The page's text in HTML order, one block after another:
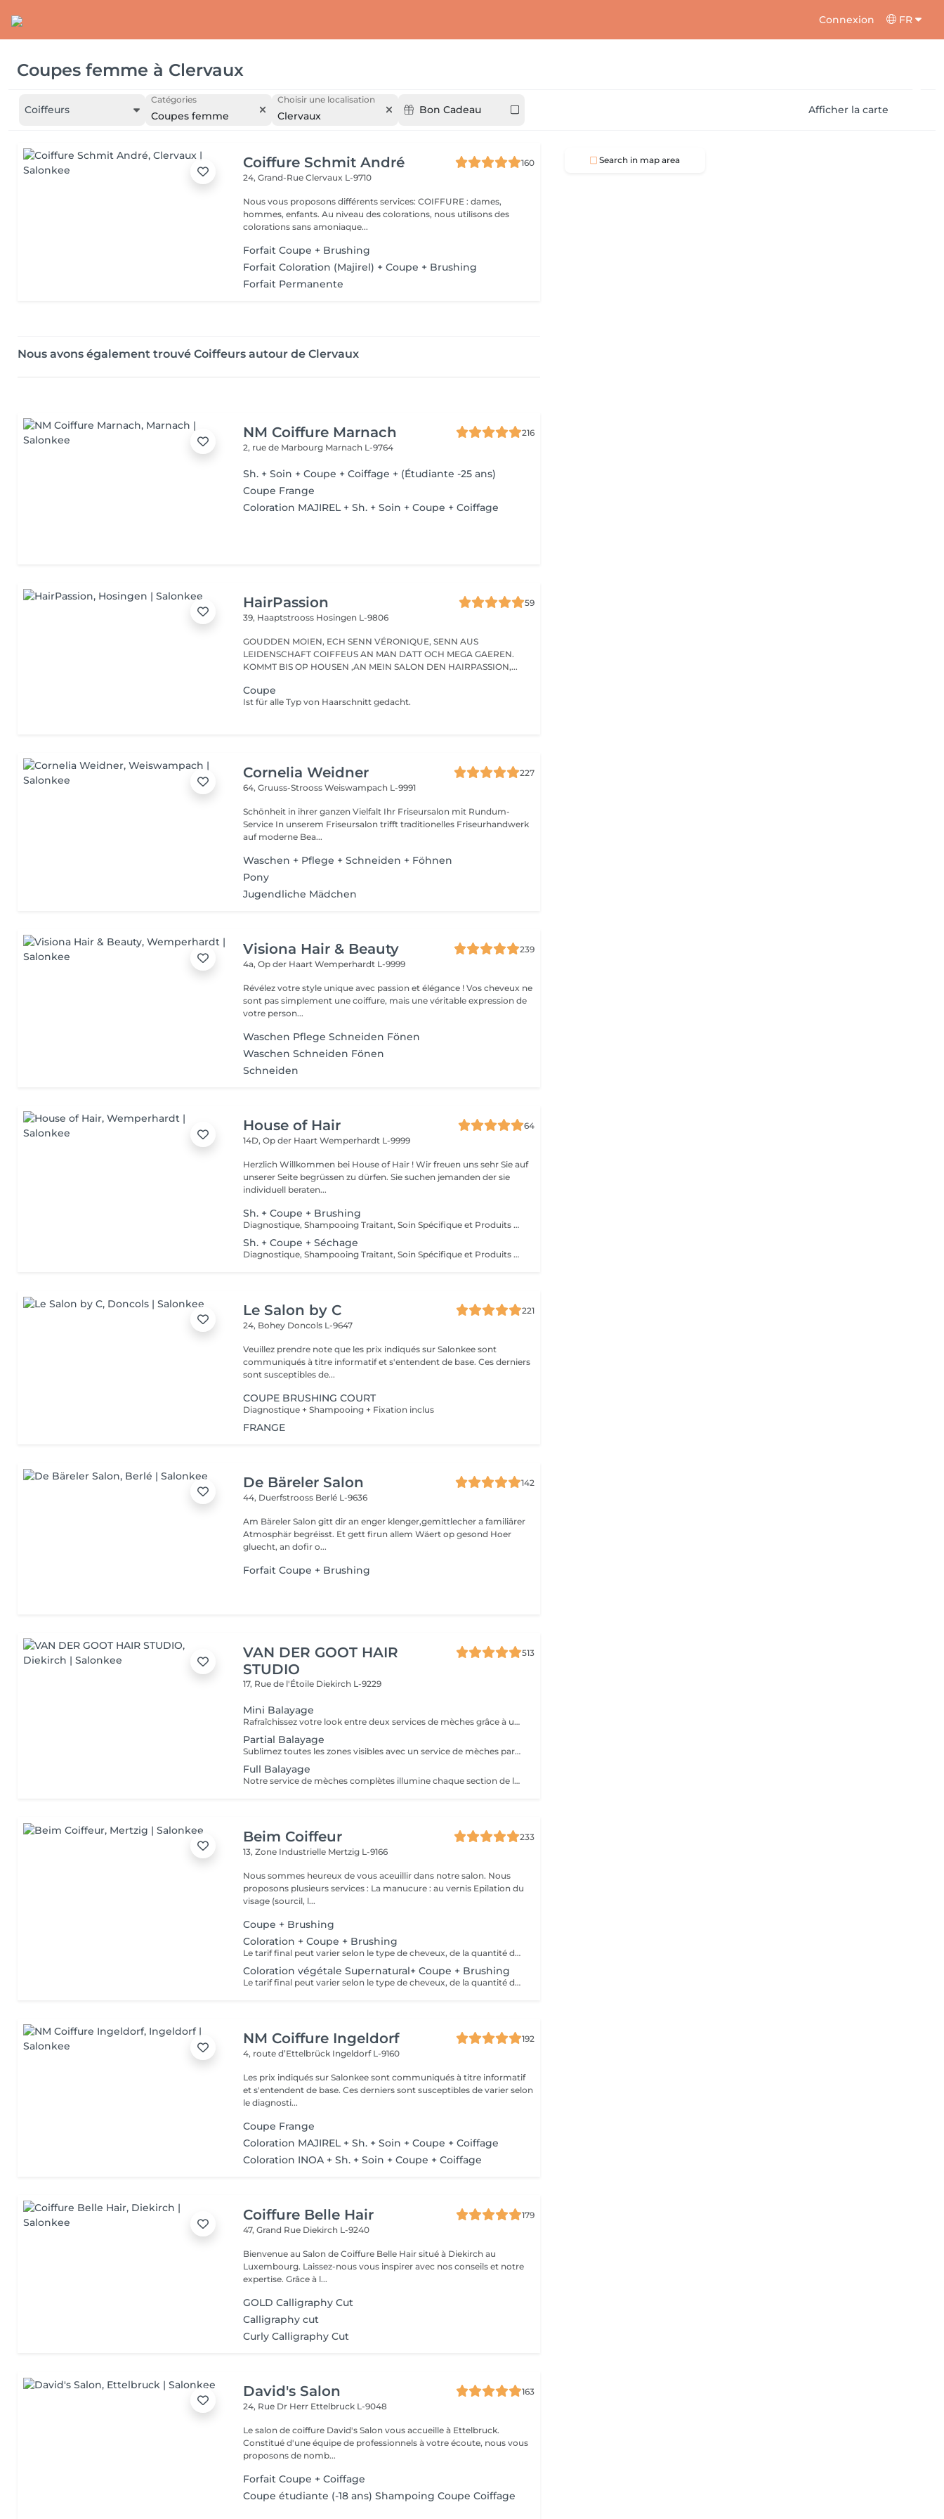
Connexion FR
Coupes femme à Clervaux
Coiffeurs
Catégories
Coupes femme
Choisir une localisation
Clervaux Bon Cadeau Afficher la carte
Coiffure Schmit André
160
24, Grand-RueClervaux L-9710
Nous vous proposons différents services: COIFFURE : dames,
hommes, enfants. Au niveau des colorations, nous utilisons des
colorations sans amoniaque...
Forfait Coupe + Brushing
Forfait Coloration (Majirel) + Coupe + Brushing
Forfait Permanente
Nous avons également trouvé Coiffeurs autour de Clervaux
NM Coiffure Marnach
216
2, rue de Marbourg Marnach L-9764
Sh. + Soin + Coupe + Coiffage + (Étudiante -25 ans)
Coupe Frange
Coloration MAJIREL + Sh. + Soin + Coupe + Coiffage
HairPassion
59
39, Haaptstrooss Hosingen L-9806
GOUDDEN MOIEN, ECH SENN VÉRONIQUE, SENN AUS
LEIDENSCHAFT COIFFEUS AN MAN DATT OCH MEGA GAEREN.
KOMMT BIS OP HOUSEN ,AN MEIN SALON DEN HAIRPASSION,...
Coupe
Ist für alle Typ von Haarschnitt gedacht.
Cornelia Weidner
227
64, Gruuss-StroossWeiswampach L-9991
Schönheit in ihrer ganzen Vielfalt Ihr Friseursalon mit Rundum-
Service In unserem Friseursalon trifft traditionelles Friseurhandwerk
auf moderne Bea...
Waschen + Pflege + Schneiden + Föhnen
Pony
Jugendliche Mädchen
Visiona Hair & Beauty
239
4a, Op der HaartWemperhardt L-9999
Révélez votre style unique avec passion et élégance ! Vos cheveux ne
sont pas simplement une coiffure, mais une véritable expression de
votre person...
Waschen Pflege Schneiden Fönen
Waschen Schneiden Fönen
Schneiden
House of Hair
64
14D, Op der HaartWemperhardt L-9999
Herzlich Willkommen bei House of Hair ! Wir freuen uns sehr Sie auf
unserer Seite begrüssen zu dürfen. Sie suchen jemanden der sie
individuell beraten...
Sh. + Coupe + Brushing
Diagnostique, Shampooing Traitant, Soin Spécifique et Produits Coiffants inclus
Sh. + Coupe + Séchage
Diagnostique, Shampooing Traitant, Soin Spécifique et Produits Coiffants inclus
Le Salon by C
221
24, Bohey Doncols L-9647
Veuillez prendre note que les prix indiqués sur Salonkee sont
communiqués à titre informatif et s'entendent de base. Ces derniers
sont susceptibles de...
COUPE BRUSHING COURT
Diagnostique + Shampooing + Fixation inclus
FRANGE
De Bäreler Salon
142
44, Duerfstrooss Berlé L-9636
Am Bäreler Salon gitt dir an enger klenger,gemittlecher a familiärer
Atmosphär begréisst. Et gett firun allem Wäert op gesond Hoer
gluecht, an dofir o...
Forfait Coupe + Brushing
VAN DER GOOT HAIR
STUDIO
513
17, Rue de l'Étoile Diekirch L-9229
Mini Balayage
Rafraîchissez votre look entre deux services de mèches grâce à un contouring qui illumine le visage. Idéal pour les occasions spéciales ou lorsque vous souhaitez apporter plus de lumière à vos cheveux sans réserver un service de mèches complet. Le gloss et la patine sont inclus pour un résultat lumineux et parfaitement harmonieux.
Partial Balayage
Sublimez toutes les zones visibles avec un service de mèches partielles : nuque, contour du visage et l’ensemble du dessus de la tête. Idéal pour un rendez-vous demi-tête ou zone plateau. Tip-Outs, balayage, gloss et patine sont inclus pour un résultat lumineux et parfaitement harmonieux.
Full Balayage
Notre service de mèches complètes illumine chaque section de la chevelure de l’intérieur vers l’extérieur, avec un travail précis au niveau de la nuque et du contour du visage. Idéal pour un éclaircissement d’environ ¾ de tête à une tête complète. Tip-Outs, balayage, gloss et patine sont inclus pour un résultat lumineux et parfaitement harmonieux.
Beim Coiffeur
233
13, Zone Industrielle Mertzig L-9166
Nous sommes heureux de vous aceuillir dans notre salon. Nous
proposons plusieurs services : La manucure : au vernis Epilation du
visage (sourcil, l...
Coupe + Brushing
Coloration + Coupe + Brushing
Le tarif final peut varier selon le type de cheveux, de la quantité de produit utilisée et de la création finalement réalisée.
Coloration végétale Supernatural+ Coupe + Brushing
Le tarif final peut varier selon le type de cheveux, de la quantité de produit utilisée et de la création finalement réalisée.
NM Coiffure Ingeldorf
192
4, route d’Ettelbrück Ingeldorf L-9160
Les prix indiqués sur Salonkee sont communiqués à titre informatif
et s'entendent de base. Ces derniers sont susceptibles de varier selon
le diagnosti...
Coupe Frange
Coloration MAJIREL + Sh. + Soin + Coupe + Coiffage
Coloration INOA + Sh. + Soin + Coupe + Coiffage
Coiffure Belle Hair
179
47, Grand Rue Diekirch L-9240
Bienvenue au Salon de Coiffure Belle Hair situé à Diekirch au
Luxembourg. Laissez-nous vous inspirer avec nos conseils et notre
expertise. Grâce à l...
GOLD Calligraphy Cut
Calligraphy cut
Curly Calligraphy Cut
David's Salon
163
24, Rue Dr Herr Ettelbruck L-9048
Le salon de coiffure David's Salon vous accueille à Ettelbruck.
Constitué d'une équipe de professionnels à votre écoute, nous vous
proposons de nomb...
Forfait Coupe + Coiffage
Coupe étudiante (-18 ans) Shampoing Coupe Coiffage
Search in map area